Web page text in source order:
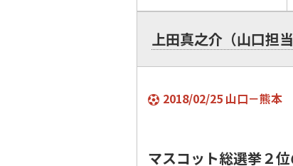
上田真之介（山口担当
2018/02/25 山口－熊本
マスコット総選挙２